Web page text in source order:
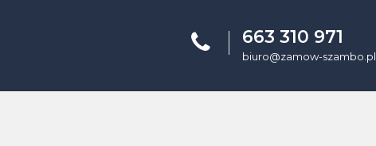
663 310 971
biuro@zamow-szambo.pl